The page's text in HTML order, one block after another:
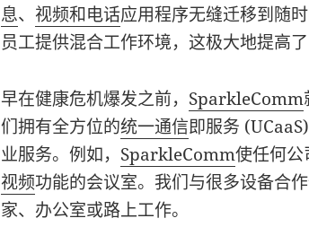
息、 视频和电话应用程序无缝迁移到随
员工提供混合工作环境，这极大地提高了
早在健康危机爆发之前， SparkleComm
们拥有全方位的统一通信即服务
业服务。例如， SparkleComm使任何
视频功能的会议室。我们与很多设备合
家、办公室或路上工作。